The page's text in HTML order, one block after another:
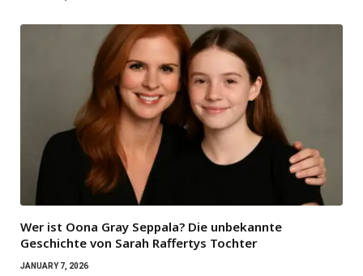
Wer ist Oona Gray Seppala? Die unbekannte
Geschichte von Sarah Raffertys Tochter
JANUARY 7, 2026